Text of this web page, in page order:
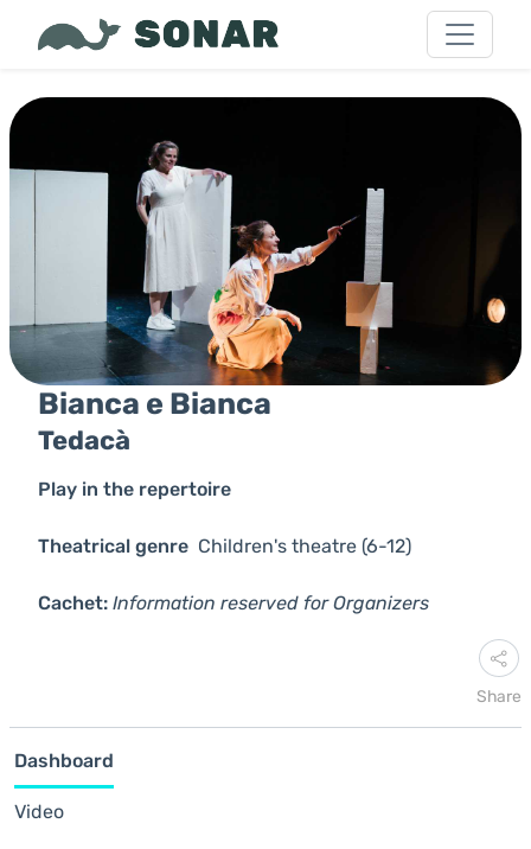
Bianca e Bianca
Tedacà
Play in the repertoire
Theatrical genre Children's theatre (6-12)
Cachet: Information reserved for Organizers
Share
Dashboard
Video